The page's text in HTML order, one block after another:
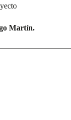
Martín.